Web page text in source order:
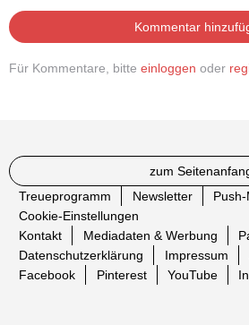
Kommentar
Für Kommentare, bitte einloggen oder
zum
Treueprogramm
Newsletter
Cookie-Einstellungen
Kontakt
Mediadaten & Werbung
Datenschutzerklärung
Impressum
Facebook
Pinterest YouTube